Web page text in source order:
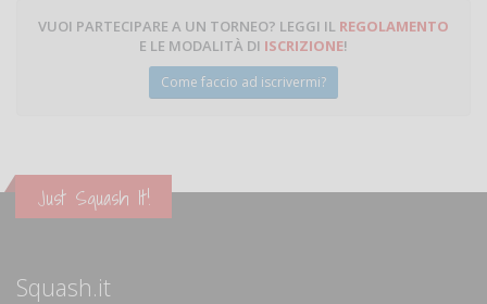
VUOI PARTECIPARE A UN TORNEO? LEGGI IL REGOLAMENTO
E LE MODALITÀ DI ISCRIZIONE!
Come faccio ad iscrivermi?
Just Squash It!
Squash.it